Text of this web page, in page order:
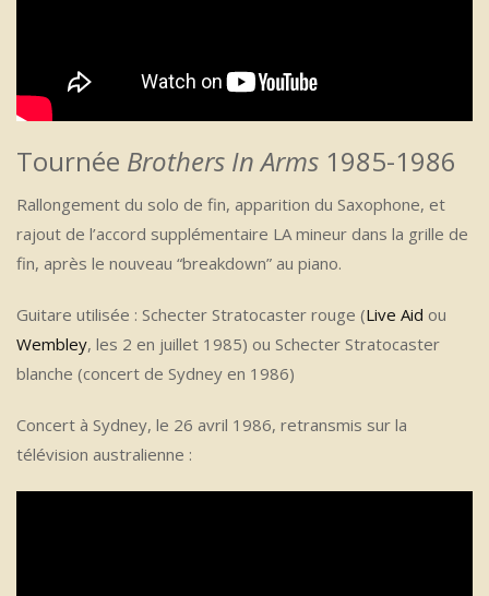
Tournée Brothers In Arms 1985-1986
Rallongement du solo de fin, apparition du Saxophone, et
rajout de l’accord supplémentaire LA mineur dans la grille de
fin, après le nouveau “breakdown” au piano.
Guitare utilisée : Schecter Stratocaster rouge (Live Aid ou
Wembley, les 2 en juillet 1985) ou Schecter Stratocaster
blanche (concert de Sydney en 1986)
Concert à Sydney, le 26 avril 1986, retransmis sur la
télévision australienne :